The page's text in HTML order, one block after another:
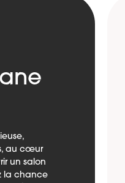
au cœur
un salon
la chance